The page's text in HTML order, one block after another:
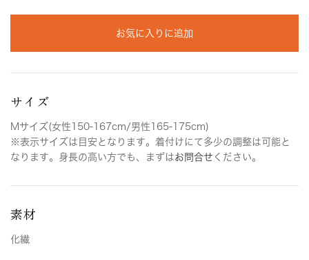
お気に入りに追加
サイズ
Mサイズ(女性150-167cm/男性165-175cm)
※表示サイズは目安となります。着付けにて多少の調整は可能と
なります。身長の高い方でも、まずはお問合せ ください。
素材
化繊